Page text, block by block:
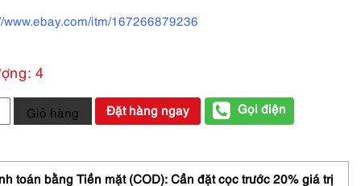
www.ebay.com/itm/167266879236
4
Giỏ hàng Đặt hàng ngay Gọi điện
toán bằng Tiền mặt (COD): Cần đặt cọc trước 20% giá trị